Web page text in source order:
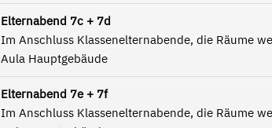
Elternabend 7c + 7d
Im Anschluss Klassenelternabende, die Räume
Aula Hauptgebäude
Elternabend 7e + 7f
Im Anschluss Klassenelternabende, die Räume